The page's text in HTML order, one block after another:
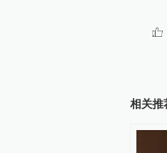
相关推